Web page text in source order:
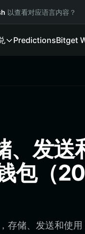
以查看对应语言内容？
PredictionsBitget
、发送
包（
存储、发送和使用